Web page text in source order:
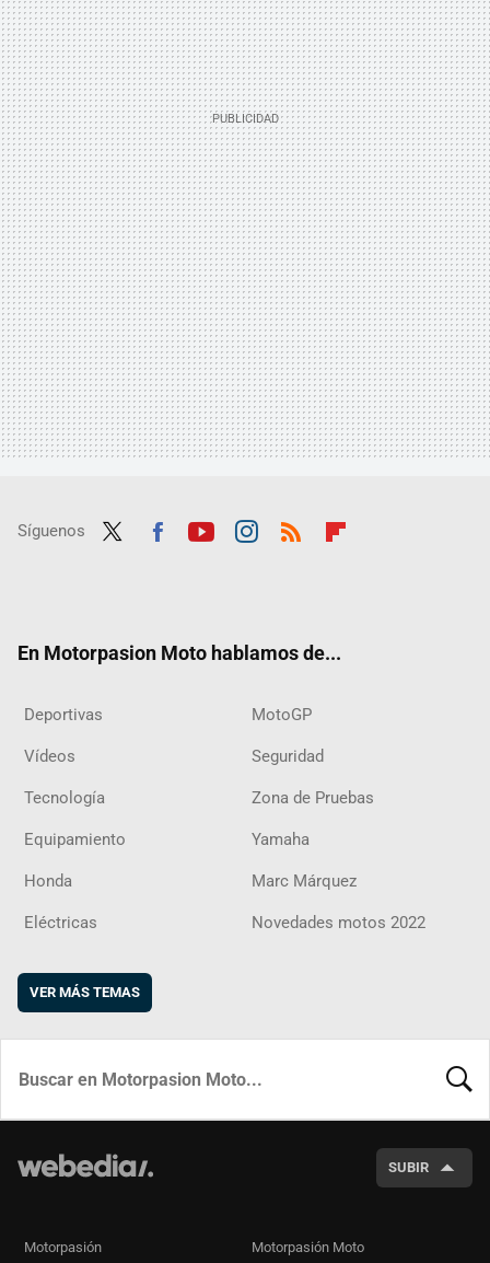
Síguenos
En Motorpasion Moto hablamos de...
Deportivas MotoGP
Vídeos Seguridad
Tecnología Zona de Pruebas
Equipamiento Yamaha
Honda Marc Márquez
Eléctricas Novedades motos 2022
VER MÁS TEMAS
SUBIR
Motorpasión Motorpasión Moto